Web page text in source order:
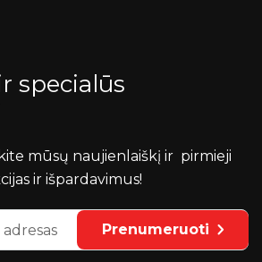
specialūs
mūsų naujienlaiškį ir pirmieji
ir išpardavimus!
Prenumeruoti